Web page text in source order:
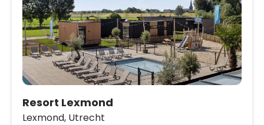
Resort Lexmond
Lexmond, Utrecht